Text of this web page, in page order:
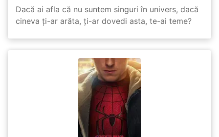
Dacă ai afla că nu suntem singuri în univers, dacă
cineva ți-ar arăta, ți-ar dovedi asta, te-ai teme?